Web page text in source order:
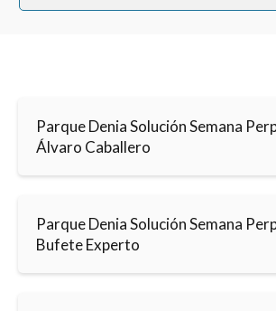
Parque Denia Solución Semana
Álvaro Caballero
Parque Denia Solución Semana
Bufete Experto